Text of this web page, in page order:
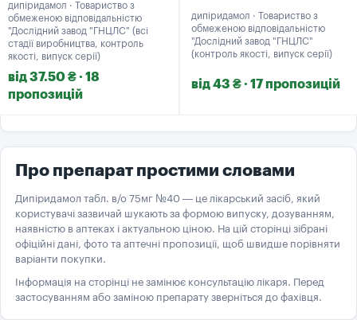
дипіридамол · Товариство з
обмеженою відповідальністю
"Дослідний завод "ГНЦЛС" (всі
стадії виробництва, контроль
якості, випуск серії)
від 37.50 ₴ · 18
пропозицій
дипіридамол · Товариство з
обмеженою відповідальністю
"Дослідний завод "ГНЦЛС"
(контроль якості, випуск серії)
від 43 ₴ · 17 пропозицій
Про препарат простими словами
Дипіридамол табл. в/о 75мг №40 — це лікарський засіб, який
користувачі зазвичай шукають за формою випуску, дозуванням,
наявністю в аптеках і актуальною ціною. На цій сторінці зібрані
офіційні дані, фото та аптечні пропозиції, щоб швидше порівняти
варіанти покупки.
Інформація на сторінці не замінює консультацію лікаря. Перед
застосуванням або заміною препарату зверніться до фахівця.